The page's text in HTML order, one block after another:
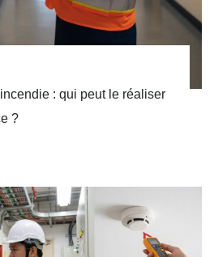
: qui peut le réaliser
?